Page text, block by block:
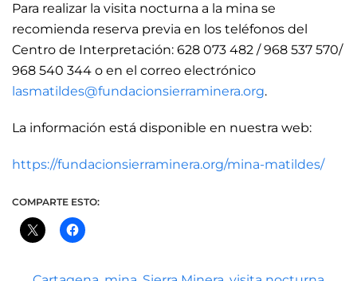
Para realizar la visita nocturna a la mina se
recomienda reserva previa en los teléfonos del
Centro de Interpretación: 628 073 482 / 968 537 570/
968 540 344 o en el correo electrónico
lasmatildes@fundacionsierraminera.org.
La información está disponible en nuestra web:
https://fundacionsierraminera.org/mina-matildes/
COMPARTE ESTO: